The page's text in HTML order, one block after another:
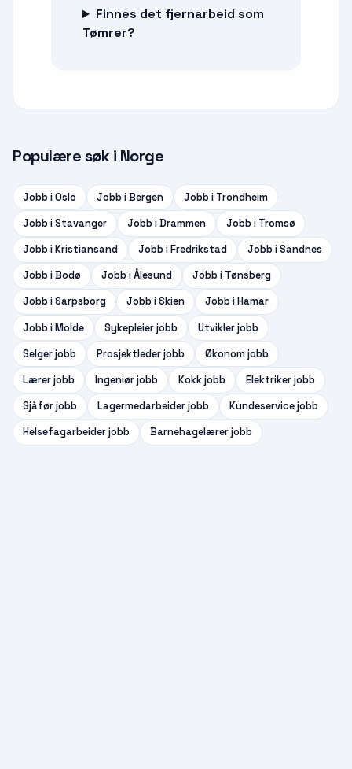
Finnes det fjernarbeid som
Tømrer?
Populære søk i Norge
Jobb iOslo Jobb iBergen Jobb i Trondheim
Jobb iStavanger Jobb iDrammen Jobb i Tromsø
Jobb iKristiansand Jobb iFredrikstad Jobb iSandnes
Jobb iBodø Jobb iÅlesund Jobb i Tønsberg
Jobb iSarpsborg Jobb iSkien Jobb iHamar
Jobb iMolde Sykepleierjobb Utviklerjobb
Selgerjobb Prosjektlederjobb Økonomjobb
Lærerjobb Ingeniørjobb Kokkjobb Elektrikerjobb
Sjåførjobb Lagermedarbeiderjobb Kundeservicejobb
Helsefagarbeiderjobb Barnehagelærerjobb